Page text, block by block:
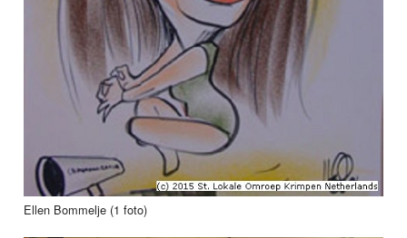
Ellen Bommelje (1 foto)